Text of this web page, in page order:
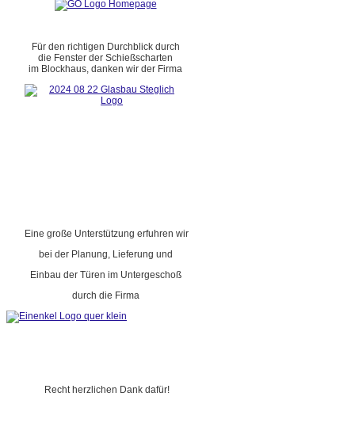
Für den richtigen Durchblick durch
die Fenster der Schießscharten
im Blockhaus, danken wir der Firma
Eine große Unterstützung erfuhren wir
bei der Planung, Lieferung und
Einbau der Türen im Untergeschoß
durch die Firma
Recht herzlichen Dank dafür!